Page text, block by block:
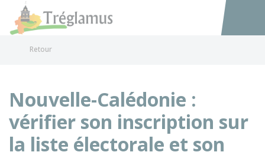
Accéder
Retour
Nouvelle-Calédonie :
vérifier son inscription sur
la liste électorale et son